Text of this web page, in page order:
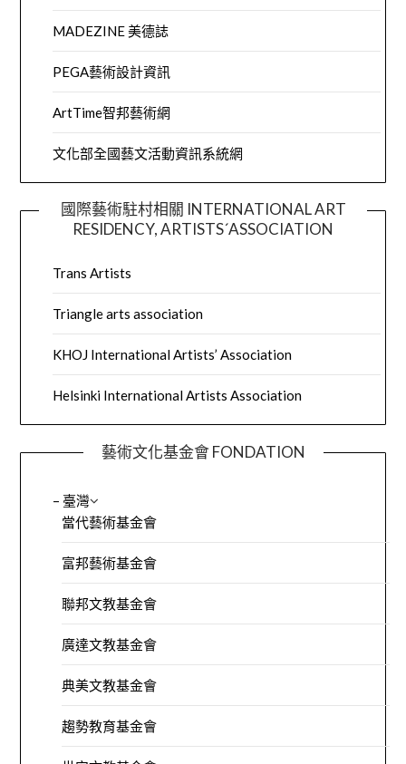
MADEZINE 美德誌
PEGA藝術設計資訊
ArtTime智邦藝術網
文化部全國藝文活動資訊系統網
國際藝術駐村相關 INTERNATIONAL ART
RESIDENCY, ARTISTS´ASSOCIATION
Trans Artists
Triangle arts association
KHOJ International Artists’ Association
Helsinki International Artists Association
藝術文化基金會 FONDATION
– 臺灣
當代藝術基金會
富邦藝術基金會
聯邦文教基金會
廣達文教基金會
典美文教基金會
趨勢教育基金會